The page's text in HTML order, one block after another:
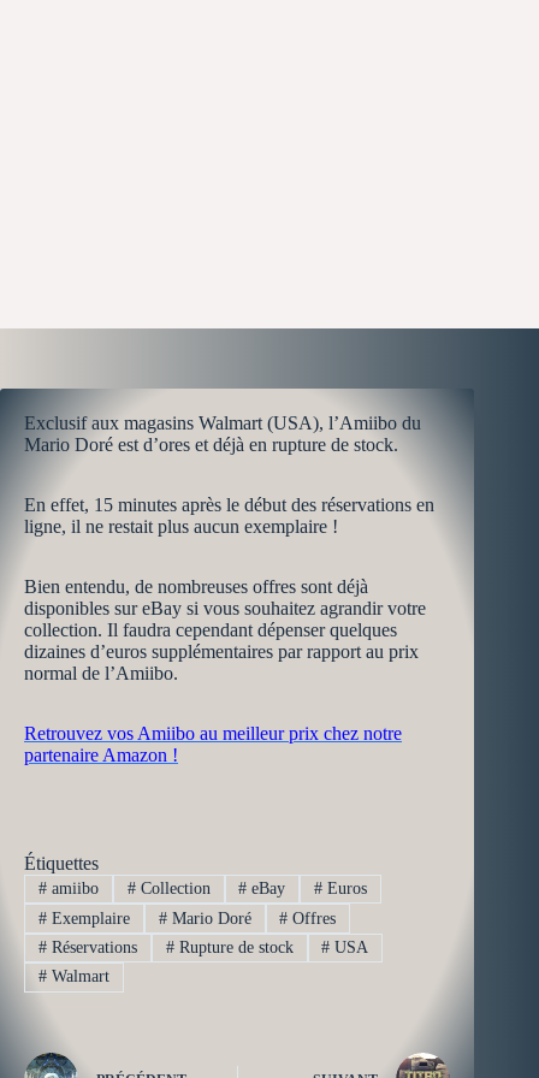
Exclusif aux magasins Walmart (USA), l’Amiibo du
Mario Doré est d’ores et déjà en rupture de stock.
En effet, 15 minutes après le début des réservations en
ligne, il ne restait plus aucun exemplaire !
Bien entendu, de nombreuses offres sont déjà
disponibles sur eBay si vous souhaitez agrandir votre
collection. Il faudra cependant dépenser quelques
dizaines d’euros supplémentaires par rapport au prix
normal de l’Amiibo.
Retrouvez vos Amiibo au meilleur prix chez notre
partenaire Amazon !
Étiquettes
#amiibo #Collection # eBay # Euros
#Exemplaire #Mario Doré # Offres
#Réservations #Rupture de stock # USA
#Walmart